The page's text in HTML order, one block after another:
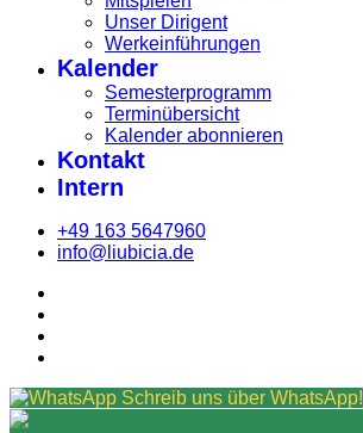
Unser Dirigent
Werkeinführungen
Kalender
Semesterprogramm
Terminübersicht
Kalender abonnieren
Kontakt
Intern
+49 163 5647960
info@liubicia.de
Schreib uns über WhatsApp!